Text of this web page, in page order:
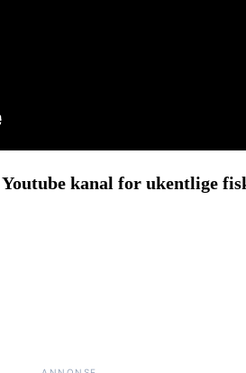
kanal for ukentlige